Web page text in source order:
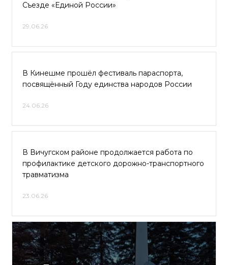
Съезде «Единой России»
29.06.26
В Кинешме прошёл фестиваль параспорта,
посвящённый Году единства народов России
24.06.26
В Вичугском районе продолжается работа по
профилактике детского дорожно-транспортного
травматизма
23.06.26